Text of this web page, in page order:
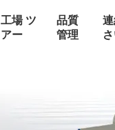
工場 ツ
アー
品質
管理